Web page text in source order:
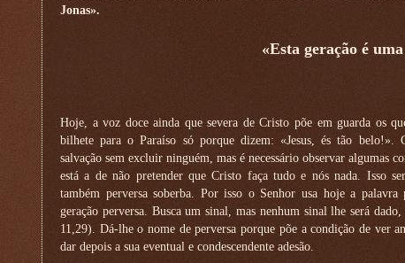
Jonas».
«Esta geração é
Hoje, a voz doce ainda que severa de Cristo põe em guarda os
bilhete para o Paraíso só porque dizem: «Jesus, és tão belo!».
salvação sem excluir ninguém, mas é necessário observar algumas
está a de não pretender que Cristo faça tudo e nós nada. Isso
também perversa soberba. Por isso o Senhor usa hoje a palavra
geração perversa. Busca um sinal, mas nenhum sinal lhe será
11,29). Dá-lhe o nome de perversa porque põe a condição de ver
dar depois a sua eventual e condescendente adesão.